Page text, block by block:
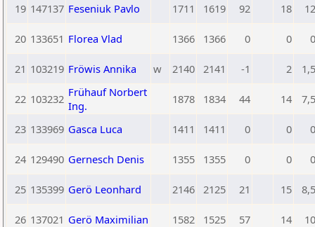
19 147137 Feseniuk Pavlo 1711 1619 92 18 12
20 133651 Florea Vlad 1366 1366 0 0 0
21 103219 Fröwis Annika w 2140 2141 -1 2 1,5
22 103232 Frühauf Norbert
Ing.
1878 1834 44 14 7,5
23 133969 Gasca Luca 1411 1411 0 0 0
24 129490 Gernesch Denis 1355 1355 0 0 0
25 135399 Gerö Leonhard 2146 2125 21 15 8,5
26 137021 Gerö Maximilian 1582 1525 57 14 10